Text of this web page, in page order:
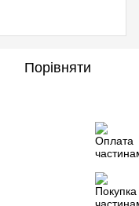
Порівняти